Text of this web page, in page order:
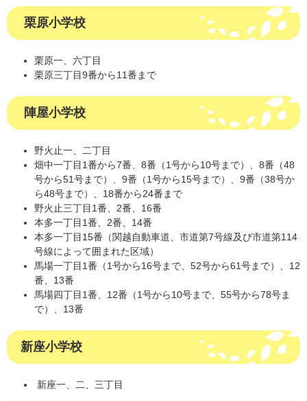
栗原小学校
栗原一、六丁目
栗原三丁目9番から11番まで
陣屋小学校
野火止一、二丁目
畑中一丁目1番から7番、8番（1号から10号まで）、8番（48
号から51号まで）、9番（1号から15号まで）、9番（38号か
ら48号まで）、18番から24番まで
野火止三丁目1番、2番、16番
本多一丁目1番、2番、14番
本多一丁目15番（関越自動車道、市道第7号線及び市道第114
号線によって囲まれた区域）
馬場一丁目1番（1号から16号まで、52号から61号まで）、12
番、13番
馬場四丁目1番、12番（1号から10号まで、55号から78号ま
で）、13番
新座小学校
新座一、二、三丁目